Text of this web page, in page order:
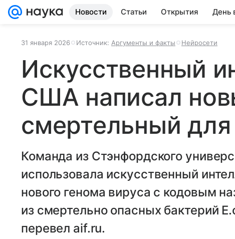
Новости Статьи Открытия День
31 января 2026 Источник: Аргументы и факты Нейросети
Искусственный
США написал
смертельный
Команда из Стэнфордского
использовала искусственный
нового генома вируса с кодовым
из смертельно опасных бактерий
перевел aif.ru.